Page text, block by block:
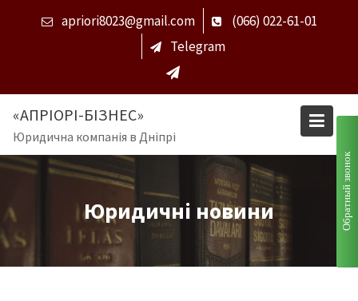
n
t
apriori8023@gmail.com
(066) 022-61-01
Telegram
«АПРІОРІ-БІЗНЕС»
Юридична компанія в Дніпрі
Юридичні новини Обратный звонок